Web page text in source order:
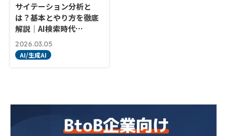
サイテーション分析と
は？基本とやり方を徹底
解説｜AI検索時代…
2026.03.05
AI/生成AI